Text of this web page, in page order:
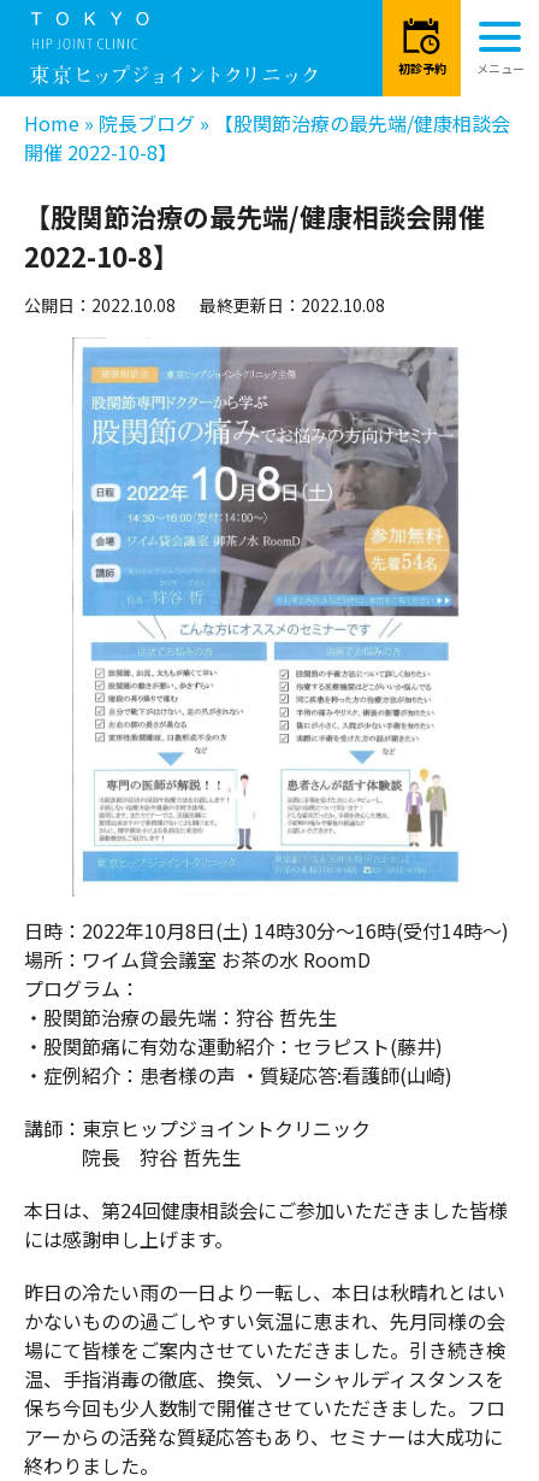
Home » 院長ブログ »
【股関節治療の最先端/健康相談会
開催 2022-10-8】
【股関節治療の最先端/健康相談会開催
2022-10-8】
公開日：2022.10.08 最終更新日：2022.10.08
日時：2022年10月8日(土) 14時30分～16時(受付14時～)
場所：ワイム貸会議室 お茶の水 RoomD
プログラム：
・股関節治療の最先端：狩谷 哲先生
・股関節痛に有効な運動紹介：セラピスト(藤井)
・症例紹介：患者様の声 ・質疑応答:看護師(山崎)
講師：東京ヒップジョイントクリニック
院長 狩谷 哲先生
本日は、第24回健康相談会にご参加いただきました皆様
には感謝申し上げます。
昨日の冷たい雨の一日より一転し、本日は秋晴れとはい
かないものの過ごしやすい気温に恵まれ、先月同様の会
場にて皆様をご案内させていただきました。引き続き検
温、手指消毒の徹底、換気、ソーシャルディスタンスを
保ち今回も少人数制で開催させていただきました。フロ
アーからの活発な質疑応答もあり、セミナーは大成功に
終わりました。